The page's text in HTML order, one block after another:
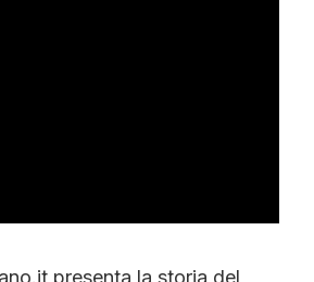
presenta la storia del